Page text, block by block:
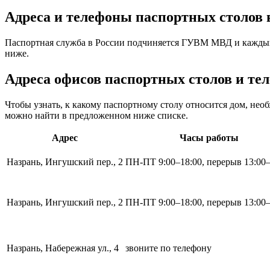
Адреса и телефоны паспортных столов
Паспортная служба в России подчиняется ГУВМ МВД и
ниже.
Адреса офисов паспортных столов и
Чтобы узнать, к какому паспортному столу относится дом,
можно найти в предложенном ниже списке.
Адрес Часы работы
Назрань, Ингушский пер., 2 ПН-ПТ 9:00–18:00, перерыв
Назрань, Ингушский пер., 2 ПН-ПТ 9:00–18:00, перерыв
Назрань, Набережная ул., 4 звоните по телефону